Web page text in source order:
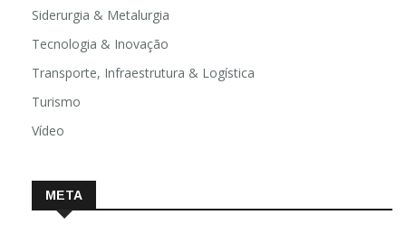
Siderurgia & Metalurgia
Tecnologia & Inovação
Transporte, Infraestrutura & Logística
Turismo
Vídeo
META